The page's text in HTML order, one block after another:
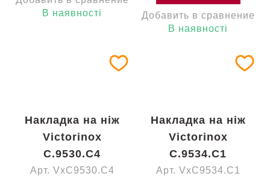
В наявності
Добавить в сравнение
В наявності
Накладка на ніж
Victorinox
C.9530.C4
Арт. VxC9530.C4
Накладка на ніж
Victorinox
C.9534.C1
Арт. VxC9534.C1